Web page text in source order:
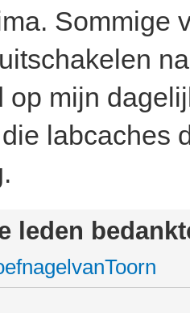
Sommige
op mijn
labcaches
leden